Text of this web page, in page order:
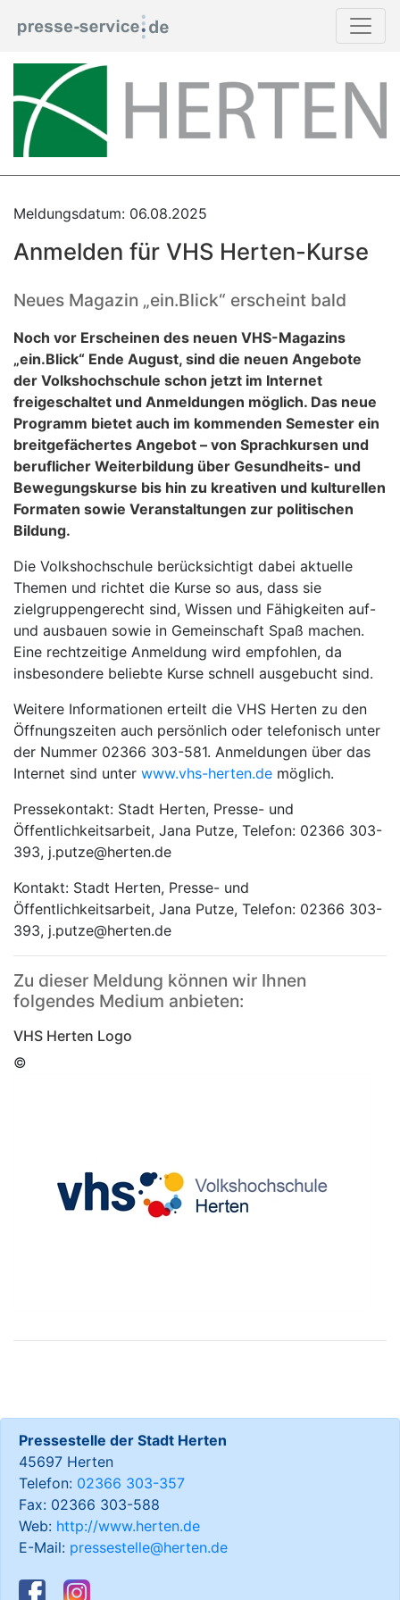
Meldungsdatum: 06.08.2025
Anmelden für VHS Herten-Kurse
Neues Magazin „ein.Blick“ erscheint bald
Noch vor Erscheinen des neuen VHS-Magazins
„ein.Blick“ Ende August, sind die neuen Angebote
der Volkshochschule schon jetzt im Internet
freigeschaltet und Anmeldungen möglich. Das neue
Programm bietet auch im kommenden Semester ein
breitgefächertes Angebot – von Sprachkursen und
beruflicher Weiterbildung über Gesundheits- und
Bewegungskurse bis hin zu kreativen und kulturellen
Formaten sowie Veranstaltungen zur politischen
Bildung.
Die Volkshochschule berücksichtigt dabei aktuelle
Themen und richtet die Kurse so aus, dass sie
zielgruppengerecht sind, Wissen und Fähigkeiten auf-
und ausbauen sowie in Gemeinschaft Spaß machen.
Eine rechtzeitige Anmeldung wird empfohlen, da
insbesondere beliebte Kurse schnell ausgebucht sind.
Weitere Informationen erteilt die VHS Herten zu den
Öffnungszeiten auch persönlich oder telefonisch unter
der Nummer 02366 303-581. Anmeldungen über das
Internet sind unter www.vhs-herten.de möglich.
Pressekontakt: Stadt Herten, Presse- und
Öffentlichkeitsarbeit, Jana Putze, Telefon: 02366 303-
393, j.putze@herten.de
Kontakt: Stadt Herten, Presse- und
Öffentlichkeitsarbeit, Jana Putze, Telefon: 02366 303-
393, j.putze@herten.de
Zu dieser Meldung können wir Ihnen
folgendes Medium anbieten:
VHS Herten Logo
©
Pressestelle der Stadt Herten
45697 Herten
Telefon: 02366 303-357
Fax: 02366 303-588
Web: http://www.herten.de
E-Mail: pressestelle@herten.de